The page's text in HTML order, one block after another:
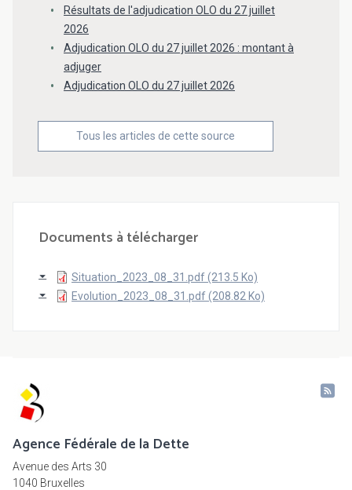
Résultats de l'adjudication OLO du 27 juillet
2026
Adjudication OLO du 27 juillet 2026 : montant à
adjuger
Adjudication OLO du 27 juillet 2026
Tous les articles de cette source
Documents à télécharger
Situation_2023_08_31.pdf (213.5 Ko)
Evolution_2023_08_31.pdf (208.82 Ko)
Agence Fédérale de la Dette
Avenue des Arts 30
1040 Bruxelles